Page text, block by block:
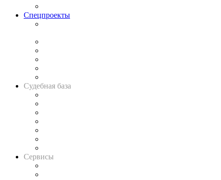
Спецпроекты
Судебная база
Сервисы